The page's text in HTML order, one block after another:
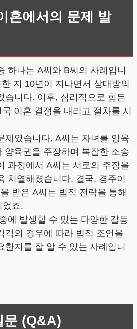
혼에서의 문제 발
하나는 A씨와 B씨의 사례입니
지 10년이 지나면서 상대방의
습니다. 이후, 심리적으로 힘든
이혼 결정을 내리고 절차를 시
제였습니다. A씨는 자녀를 양육
양육권을 주장하며 복잡한 소송
과정에서 A씨는 서로의 주장을
치열해졌습니다. 결국, 경주이
받은 A씨는 법적 전략을 통해
었죠.
에 발생할 수 있는 다양한 갈등
각의 경우에 따라 법적 조언을
한지를 잘 알 수 있는 사례입니
문 (Q&A)